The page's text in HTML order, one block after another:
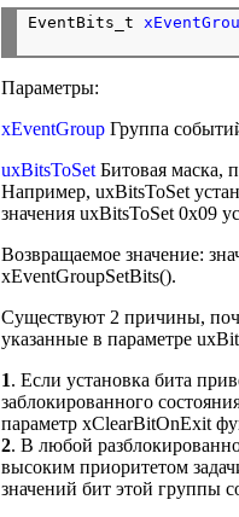
EventBits_t
Параметры:
xEventGroupГруппа
uxBitsToSetБитовая маска,
Например, uxBitsToSet
значения uxBitsToSet 0x09
Возвращаемое значение:
xEventGroupSetBits().
Существуют 2 причины,
указанные в параметре
1. Если установка бита
заблокированного
параметр xClearBitOnExit
2. В любой
высоким приоритетом
значений бит этой группы